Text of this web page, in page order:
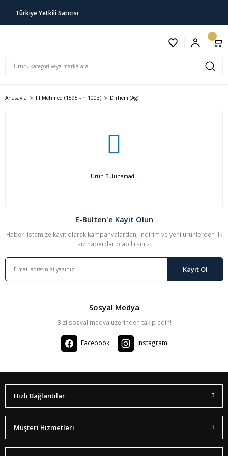
Türkiye Yetkili Satıcısı
Anasayfa III.Mehmed (1595 - h.1003) Dirhem (Ag)
Ürün Bulunamadı.
E-Bülten'e Kayıt Olun
Haber listemize kayıt olarak kampanyalardan, indirim ve yeni ürünlerden ilk
siz haberdar olabilirsiniz.
Kayıt Ol
Sosyal Medya
Bizi sosyal medya üzerinden takip edin!
Facebook İnstagram
Hızlı Bağlantılar
Müşteri Hizmetleri